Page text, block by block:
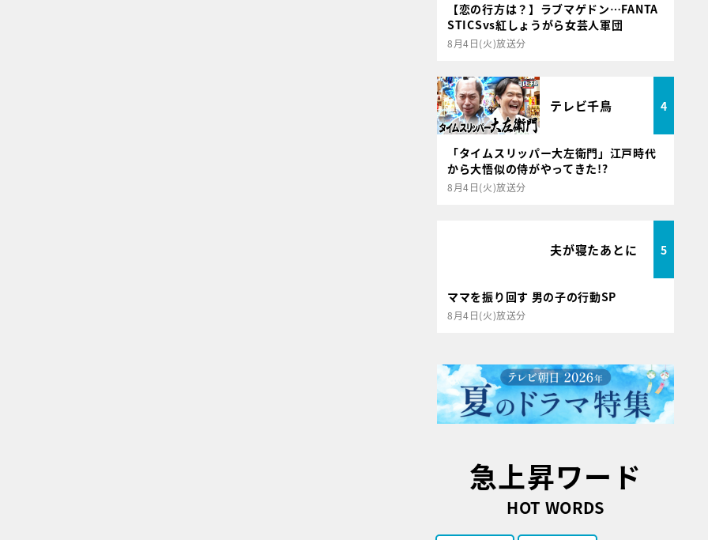
【恋の行方は？】ラブマゲドン…FANTA
STICSvs紅しょうがら女芸人軍団
8月4日(火)放送分
テレビ千鳥 4
「タイムスリッパー大左衛門」江戸時代
から大悟似の侍がやってきた!?
8月4日(火)放送分
夫が寝たあとに 5
ママを振り回す 男の子の行動SP
8月4日(火)放送分
急上昇ワード
HOT WORDS